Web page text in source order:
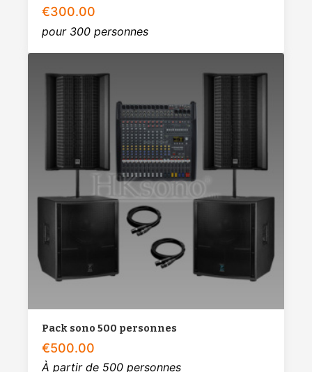
pour 300 personnes
€300.00
À partir de 500 personnes
Pack sono 500 personnes
€500.00